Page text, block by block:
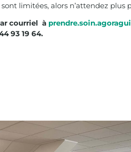
sont limitées, alors n’attendez plus
courriel à
93 19 64.